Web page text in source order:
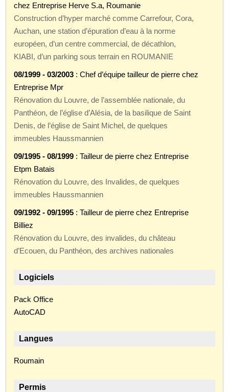
chez Entreprise Herve S.a, Roumanie
Construction d’hyper marché comme Carrefour, Cora,
Auchan, une station d’épuration d’eau à la norme
européen, d’un centre commercial, de décathlon,
KIABI, d’un parking sous terrain en ROUMANIE
08/1999 - 03/2003 : Chef d’équipe tailleur de pierre chez
Entreprise Mpr
Rénovation du Louvre, de l’assemblée nationale, du
Panthéon, de l’église d’Alésia, de la basilique de Saint
Denis, de l’église de Saint Michel, de quelques
immeubles Haussmannien
09/1995 - 08/1999 : Tailleur de pierre chez Entreprise
Etpm Batais
Rénovation du Louvre, des Invalides, de quelques
immeubles Haussmannien
09/1992 - 09/1995 : Tailleur de pierre chez Entreprise
Billiez
Rénovation du Louvre, des invalides, du château
d’Ecouen, du Panthéon, des archives nationales
Logiciels
Pack Office
AutoCAD
Langues
Roumain
Permis